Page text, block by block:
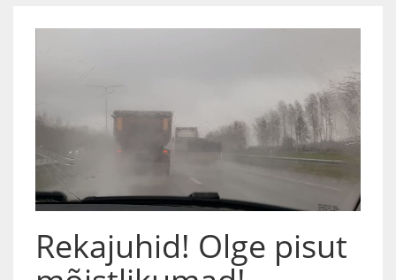
Rekajuhid! Olge pisut